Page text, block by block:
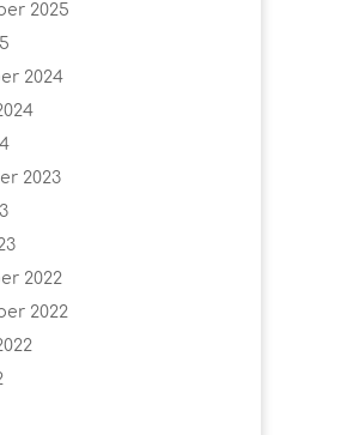
2025
2024
2023
2022
2022